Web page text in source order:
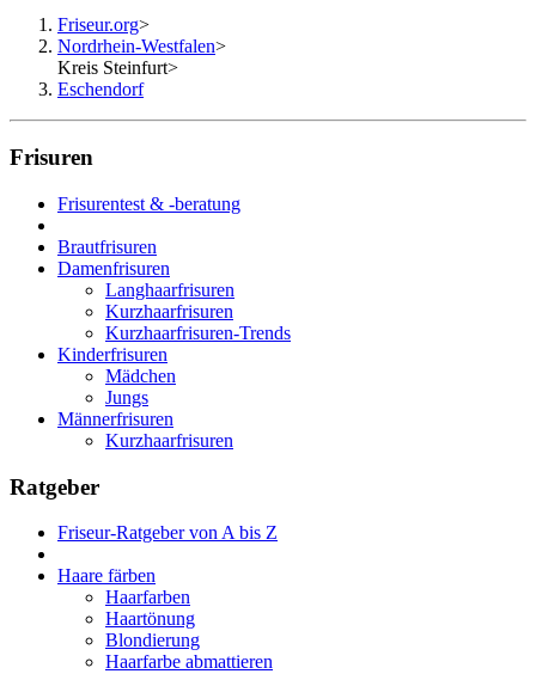
Friseur.org>
Nordrhein-Westfalen>
Kreis Steinfurt>
Eschendorf
Frisuren
Frisurentest & -beratung
Brautfrisuren
Damenfrisuren
Langhaarfrisuren
Kurzhaarfrisuren
Kurzhaarfrisuren-Trends
Kinderfrisuren
Mädchen
Jungs
Männerfrisuren
Kurzhaarfrisuren
Ratgeber
Friseur-Ratgeber von A bis Z
Haare färben
Haarfarben
Haartönung
Blondierung
Haarfarbe abmattieren